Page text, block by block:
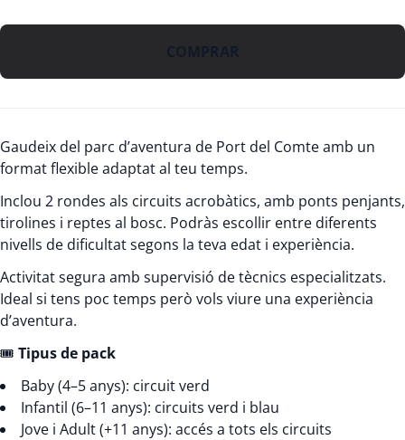
Gaudeix del parc d’aventura de Port del Comte amb un
format flexible adaptat al teu temps.
Inclou 2 rondes als circuits acrobàtics, amb ponts penjants,
tirolines i reptes al bosc. Podràs escollir entre diferents
nivells de dificultat segons la teva edat i experiència.
Activitat segura amb supervisió de tècnics especialitzats.
Ideal si tens poc temps però vols viure una experiència
d’aventura.
🎟️ Tipus de pack
Baby (4–5 anys): circuit verd
Infantil (6–11 anys): circuits verd i blau
Jove i Adult (+11 anys): accés a tots els circuits